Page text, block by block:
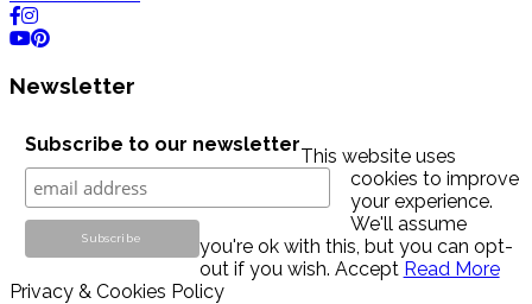
Newsletter
Subscribe to our newsletter
This website uses
cookies to improve
your experience.
We'll assume
you're ok with this, but you can opt-
out if you wish. Accept Read More
Privacy & Cookies Policy